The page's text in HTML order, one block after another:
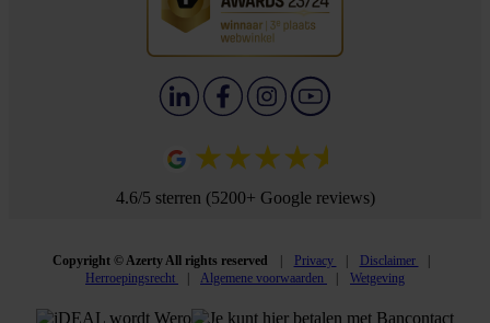
4.6/5 sterren (5200+ Google reviews)
Copyright © Azerty All rights reserved Privacy
Disclaimer
Herroepingsrecht
Algemene voorwaarden Wetgeving